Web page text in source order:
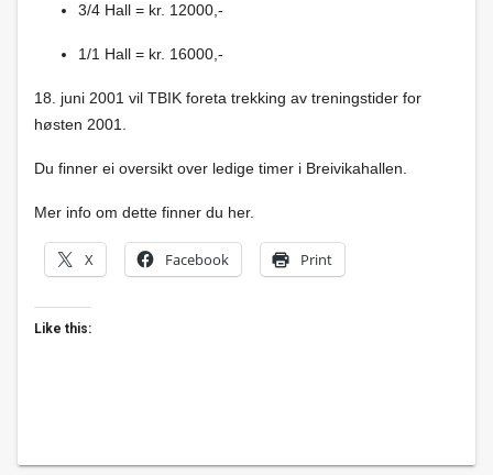
3/4 Hall = kr. 12000,-
1/1 Hall = kr. 16000,-
18. juni 2001 vil TBIK foreta trekking av treningstider for
høsten 2001.
Du finner ei oversikt over ledige timer i Breivikahallen.
Mer info om dette finner du her.
X Facebook Print
Like this: